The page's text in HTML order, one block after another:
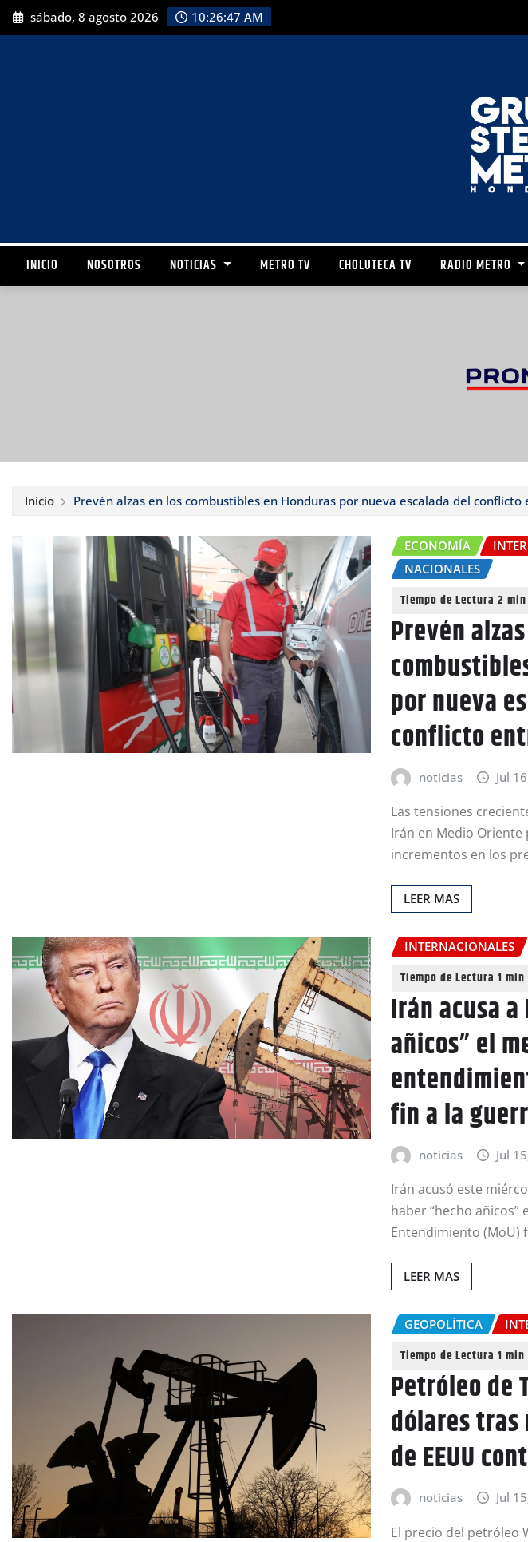
sábado, 8 agosto 2026 10:26:48 AM
INICIO NOSOTROS NOTICIAS METRO TV CHOLUTECA TV RADIO METRO
Inicio Prevén alzas en los combustibles en Honduras por nueva escalada del conflicto
ECONOMÍA
NACIONALES
Prevén
por nueva
conflicto
noticias Jul
Las tensiones
Irán en Medio
incrementos en los
LEER MAS
INTERNACIONALES
Irán acusa a
añicos” el
fin a la
noticias Jul
Irán acusó este
haber “hecho añicos”
Entendimiento (MoU)
LEER MAS
GEOPOLÍTICA
Petróleo de
dólares tras
de EEUU
noticias Jul
El precio del petróleo